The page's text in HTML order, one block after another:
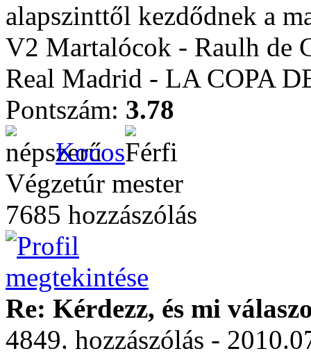
alapszinttől kezdődnek a
V2 Martalócok - Raulh de
Real Madrid - LA COPA
Pontszám: 3.78
Kocos
Végzetúr mester
7685 hozzászólás
Re: Kérdezz, és mi
4849. hozzászólás -